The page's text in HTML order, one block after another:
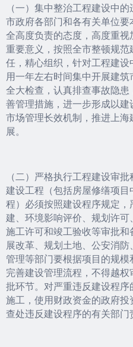
（一）集中整治工程建设中
市政府各部门和各有关单位
全高度负责的态度，高度重
重要意义，按照全市整顿规
任，精心组织，针对工程建设
用一年左右时间集中开展建
全大检查，认真排查事故隐
善管理措施，进一步形成以
市场管理长效机制，推进上
展。
（二）严格执行工程建设审
建设工程（包括房屋修缮项
程）必须按照建设程序规定
建、环境影响评价、规划许可
施工许可和竣工验收等审批
展改革、规划土地、公安消
管理等部门要根据项目的规
完善建设管理流程，不得越
批环节。对严重违反建设程
施工，使用财政资金的政府
查处违反建设程序的有关部门